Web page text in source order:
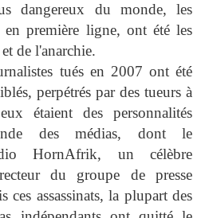
dangereux du monde, les
en première ligne, ont été les
de l'anarchie.
tués en 2007 ont été
perpétrés par des tueurs à
étaient des personnalités
des médias, dont le
HornAfrik, un célèbre
du groupe de presse
ces assassinats, la plupart des